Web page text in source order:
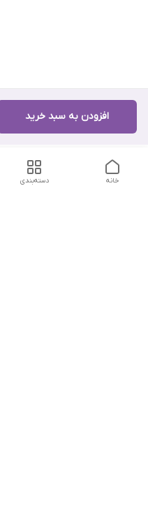
افزودن به سبد خرید
دسته‌بندی خانه